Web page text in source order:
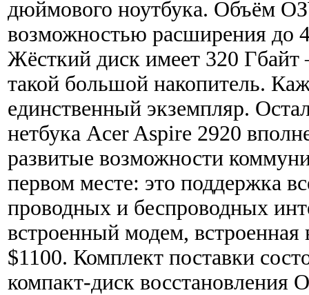
дюймового ноутбука. Объём
возможностью расширения до
Жёсткий диск имеет 320 Гбайт
такой большой накопитель.
единственный экземпляр.
нетбука Acer Aspire 2920
развитые возможности
первом месте: это поддержка
проводных и беспроводных
встроенный модем, встроенная
$1100. Комплект поставки
компакт-диск